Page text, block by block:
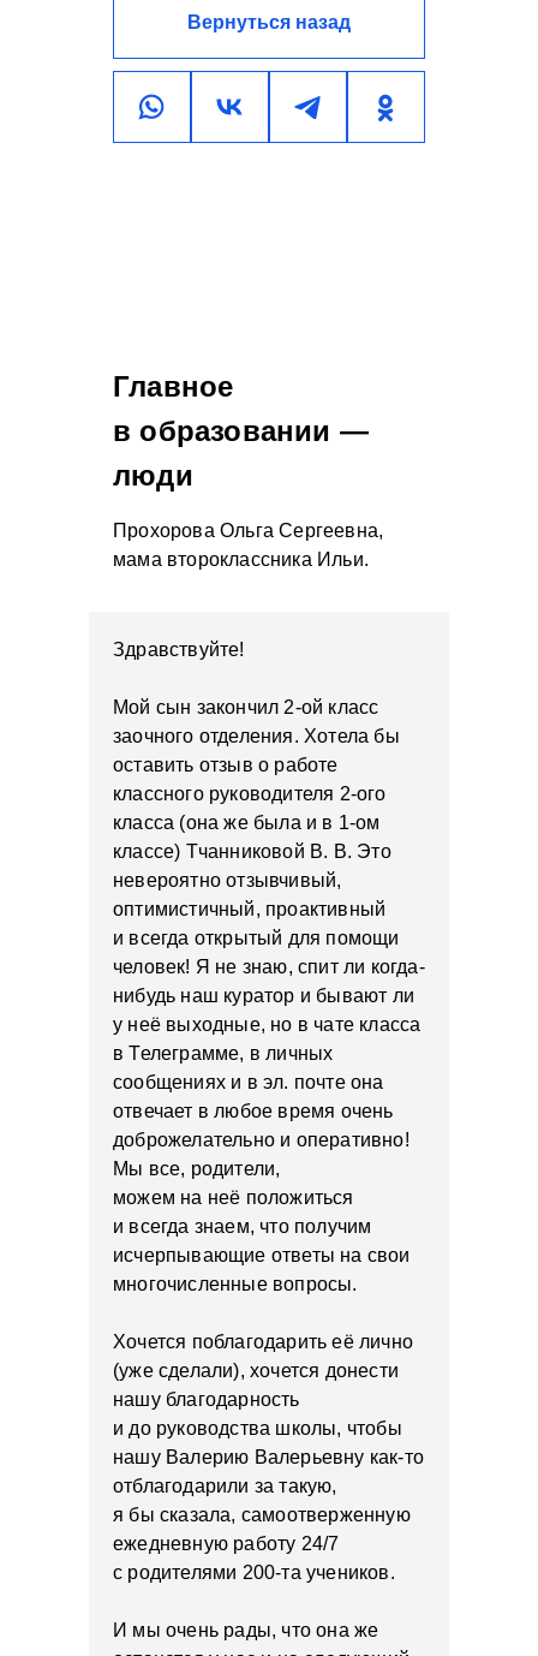
Вернуться назад
Главное
в образовании —
люди
Прохорова Ольга Сергеевна,
мама второклассника Ильи.
Здравствуйте!
Мой сын закончил 2-ой класс
заочного отделения. Хотела бы
оставить отзыв о работе
классного руководителя 2-ого
класса (она же была и в 1-ом
классе) Тчанниковой В. В. Это
невероятно отзывчивый,
оптимистичный, проактивный
и всегда открытый для помощи
человек! Я не знаю, спит ли когда-
нибудь наш куратор и бывают ли
у неё выходные, но в чате класса
в Телеграмме, в личных
сообщениях и в эл. почте она
отвечает в любое время очень
доброжелательно и оперативно!
Мы все, родители,
можем на неё положиться
и всегда знаем, что получим
исчерпывающие ответы на свои
многочисленные вопросы.
Хочется поблагодарить её лично
(уже сделали), хочется донести
нашу благодарность
и до руководства школы, чтобы
нашу Валерию Валерьевну как-то
отблагодарили за такую,
я бы сказала, самоотверженную
ежедневную работу 24/7
с родителями 200-та учеников.
И мы очень рады, что она же